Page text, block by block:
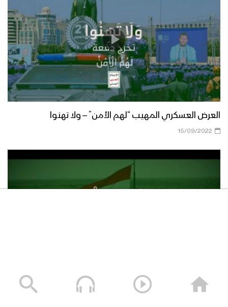
عملية ربيع النصر – تحرير عدد من مديريات
محافظتي مأرب وشبوة – فلاشة
ملخص تحرير مديريتي حريب والعبدية
وأجزاء من مديريتي جبل مراد والجوبة في
محافظة #مأرب – #عملية_ربيع_النصر
المشاهد الكاملة لعملية ربيع النصر تحرير
مديريتي حريب والعبدية محافظة مأرب
موجز مشاهد عملية ربيع النصر “تحرير عدد
من المديريات في محافظتي مأرب
العرض العسكري المهيب “لهم الأمن” – ولا تهنوا
15/09/2022
جيشنا المبارك – من العرض العسكري “وعد الآخرة” – ولاتهنوا